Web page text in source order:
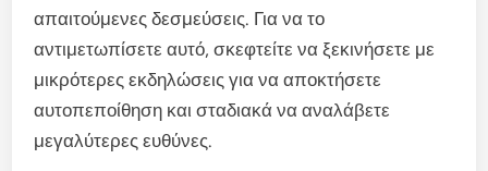
απαιτούμενες δεσμεύσεις. Για να το
αντιμετωπίσετε αυτό, σκεφτείτε να ξεκινήσετε με
μικρότερες εκδηλώσεις για να αποκτήσετε
αυτοπεποίθηση και σταδιακά να αναλάβετε
μεγαλύτερες ευθύνες.